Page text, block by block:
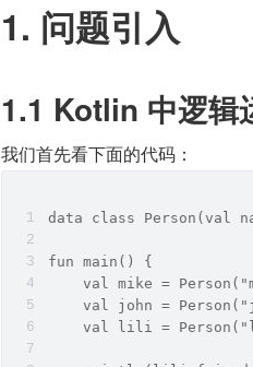
1. 问题引入
1.1 Kotlin 中逻辑
我们首先看下面的代码：
data class Person(val
fun main() {
val mike =
val john =
val lili =